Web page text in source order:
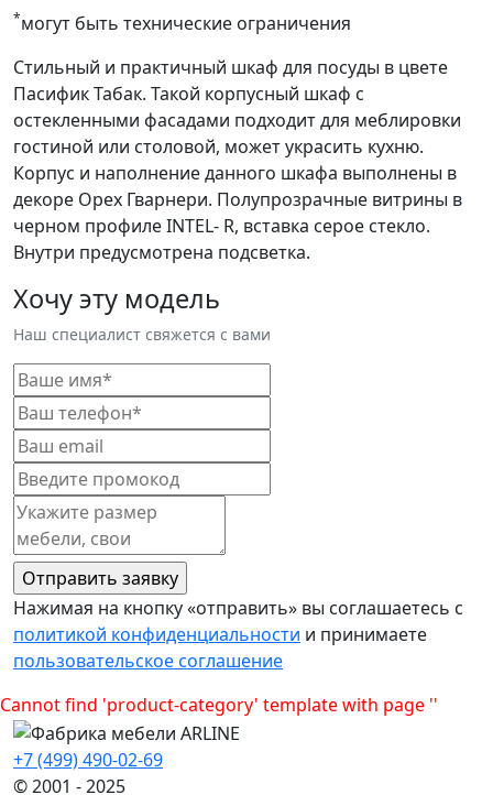
*могут быть технические ограничения
Стильный и практичный шкаф для посуды в цвете
Пасифик Табак. Такой корпусный шкаф с
остекленными фасадами подходит для меблировки
гостиной или столовой, может украсить кухню.
Корпус и наполнение данного шкафа выполнены в
декоре Орех Гварнери. Полупрозрачные витрины в
черном профиле INTEL- R, вставка серое стекло.
Внутри предусмотрена подсветка.
Хочу эту модель
Наш специалист свяжется с вами
Нажимая на кнопку «отправить» вы соглашаетесь с
политикой конфиденциальности и принимаете
пользовательское соглашение
Cannot find 'product-category' template with page ''
+7 (499) 490-02-69
© 2001 - 2025